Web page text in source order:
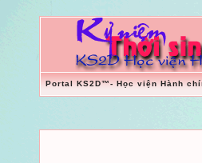
Portal KS2D™- Học viện Hành